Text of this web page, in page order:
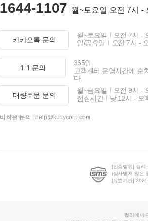
1644-1107 월~토요일 오전 7시 -
카카오톡 문의
월~토요일
오전 7시 -
일/공휴일
오전 7시 -
1:1 문의
365일
고객센터 운영시간에 순
다.
대량주문 문의
월~금요일
오전 9시 -
점심시간
낮 12시 - 오
비회원 문의 : help@kurlycorp.com
[인증범위] 컬리
(심사받지 않은
[유효기간]
컬리에서